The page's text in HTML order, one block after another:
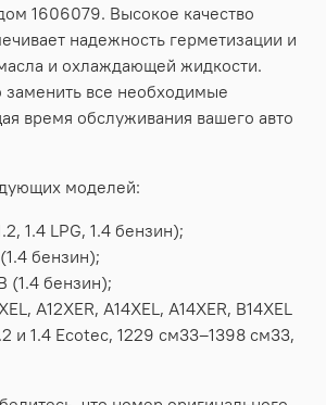
1606079. Высокое качество
надежность герметизации и
и охлаждающей жидкости.
заменить все необходимые
время обслуживания вашего авто
моделей:
1.4 LPG, 1.4 бензин);
бензин);
(1.4 бензин);
A12XER, A14XEL, A14XER, B14XEL
и 1.4 Ecotec, 1229 см33–1398 см33,